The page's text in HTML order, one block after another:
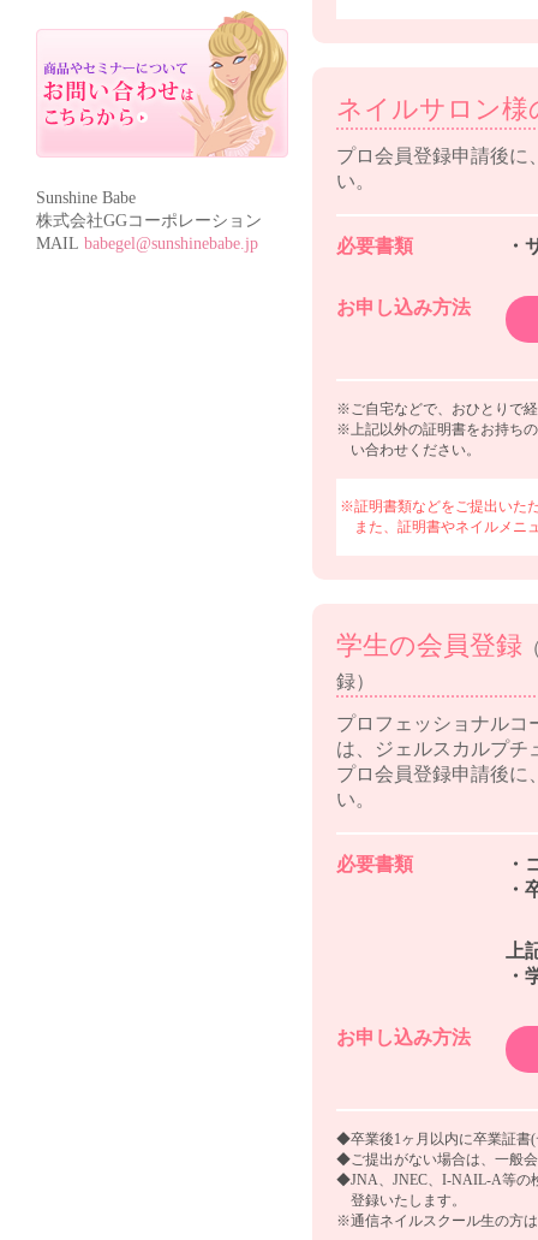
Sunshine Babe
株式会社GGコーポレーション
MAIL babegel@sunshinebabe.jp
ネイルサロン様
プロ会員登録申請後に
い。
必要書類 ・
お申し込み方法
※ご自宅などで、おひとりで
※上記以外の証明書をお持ち
い合わせください。
※証明書類などをご提出いた
また、証明書やネイルメニ
学生の会員登録
録）
プロフェッショナルコ
は、ジェルスカルプチ
プロ会員登録申請後に
い。
必要書類
・
・
上
・
お申し込み方法
◆卒業後1ヶ月以内に卒業証書
◆ご提出がない場合は、一般
◆JNA、JNEC、I-NAIL-A等の
登録いたします。
※通信ネイルスクール生の方